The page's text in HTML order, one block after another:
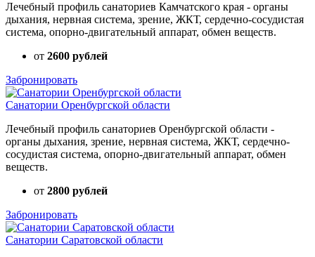
Лечебный профиль санаториев Камчатского края - органы
дыхания, нервная система, зрение, ЖКТ, сердечно-сосудистая
система, опорно-двигательный аппарат, обмен веществ.
от 2600 рублей
Забронировать
Санатории Оренбургской области
Лечебный профиль санаториев Оренбургской области -
органы дыхания, зрение, нервная система, ЖКТ, сердечно-
сосудистая система, опорно-двигательный аппарат, обмен
веществ.
от 2800 рублей
Забронировать
Санатории Саратовской области